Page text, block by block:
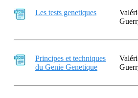
Les tests genetiques
Principes et techniques
du Genie Genetique